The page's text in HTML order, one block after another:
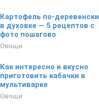
Картофель по-деревенски
в духовке — 5 рецептов с
фото пошагово
Овощи
Как интересно и вкусно
приготовить кабачки в
мультиварке
Овощи